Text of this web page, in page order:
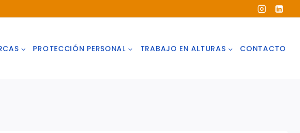
PROTECCIÓN PERSONAL TRABAJO EN ALTURAS CONTACTO